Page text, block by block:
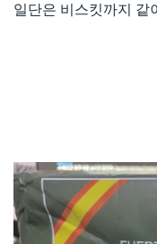
일단은 비스킷까지 같